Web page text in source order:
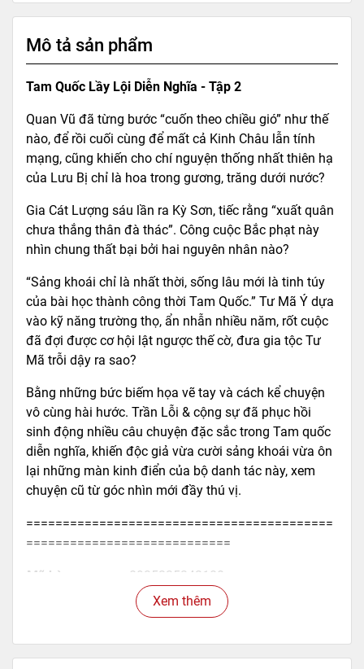
Mô tả sản phẩm
Tam Quốc Lầy Lội Diễn Nghĩa - Tập 2
Quan Vũ đã từng bước “cuốn theo chiều gió” như thế
nào, để rồi cuối cùng để mất cả Kinh Châu lẫn tính
mạng, cũng khiến cho chí nguyện thống nhất thiên hạ
của Lưu Bị chỉ là hoa trong gương, trăng dưới nước?
Gia Cát Lượng sáu lần ra Kỳ Sơn, tiếc rằng “xuất quân
chưa thắng thân đà thác”. Công cuộc Bắc phạt này
nhìn chung thất bại bởi hai nguyên nhân nào?
“Sảng khoái chỉ là nhất thời, sống lâu mới là tinh túy
của bài học thành công thời Tam Quốc.” Tư Mã Ý dựa
vào kỹ năng trường thọ, ẩn nhẫn nhiều năm, rốt cuộc
đã đợi được cơ hội lật ngược thế cờ, đưa gia tộc Tư
Mã trỗi dậy ra sao?
Bằng những bức biếm họa vẽ tay và cách kể chuyện
vô cùng hài hước. Trần Lỗi & cộng sự đã phục hồi
sinh động nhiều câu chuyện đặc sắc trong Tam quốc
diễn nghĩa, khiến độc giả vừa cười sảng khoái vừa ôn
lại những màn kinh điển của bộ danh tác này, xem
chuyện cũ từ góc nhìn mới đầy thú vị.
==========================================
============================
Mã hàng
8935235242180
Trần Lỗi
Nhã Nam
Kích thước bao bì20.5 x 14 x 1.6 cm
Xem thêm